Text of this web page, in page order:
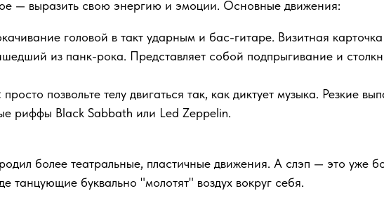
— выразить свою энергию и эмоции. Основные движения:
головой в такт ударным и бас-гитаре. Визитная
из панк-рока. Представляет собой подпрыгивание и
просто позвольте телу двигаться так, как диктует музыка. Резкие
риффы Black Sabbath или Led Zeppelin.
более театральные, пластичные движения. А слэп — это уже
танцующие буквально "молотят" воздух вокруг себя.